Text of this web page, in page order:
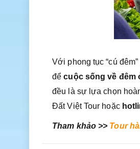
Với phong tục “cú
đểcuộc sống về đêm
đều là sự lựa chọn
Đất Việt Tour hoặc
Tham khảo >> Tour